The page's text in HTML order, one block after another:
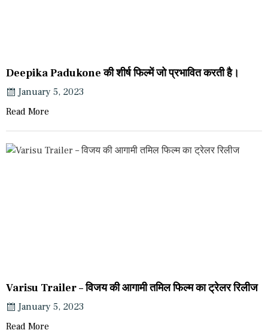
Deepika Padukone की शीर्ष फिल्में जो प्रभावित करती है।
January 5, 2023
Read More
Varisu Trailer – विजय की आगामी तमिल फिल्म का ट्रेलर रिलीज
January 5, 2023
Read More